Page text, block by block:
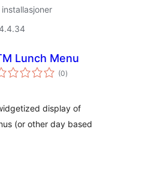
Lunch Menu
(0totale
vurderinger
)
display of
(or other day based